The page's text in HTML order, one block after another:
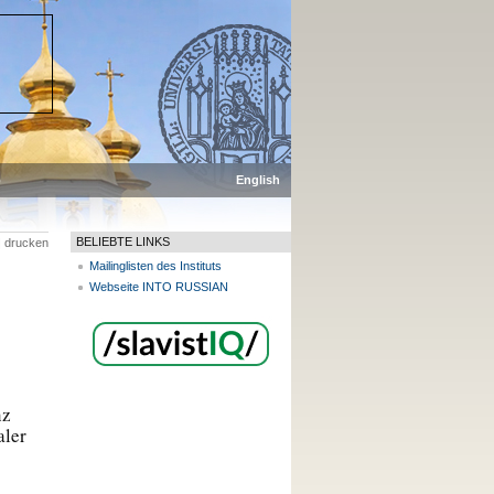
English
drucken
BELIEBTE LINKS
Mailinglisten des Instituts
Webseite INTO RUSSIAN